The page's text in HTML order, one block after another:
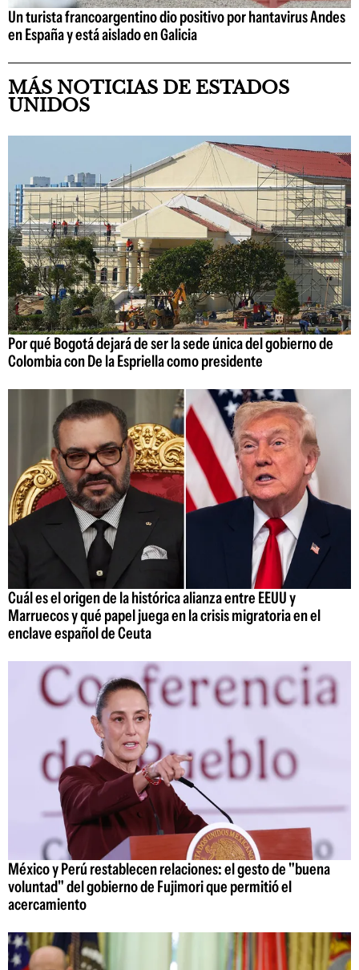
Un turista francoargentino dio positivo por hantavirus Andes
en España y está aislado en Galicia
MÁS NOTICIAS DE ESTADOS
UNIDOS
Por qué Bogotá dejará de ser la sede única del gobierno de
Colombia con De la Espriella como presidente
Cuál es el origen de la histórica alianza entre EEUU y
Marruecos y qué papel juega en la crisis migratoria en el
enclave español de Ceuta
México y Perú restablecen relaciones: el gesto de "buena
voluntad" del gobierno de Fujimori que permitió el
acercamiento